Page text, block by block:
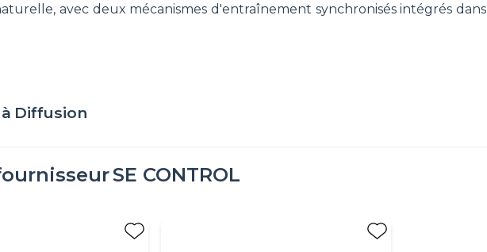
avec deux mécanismes d'entraînement synchronisés intégrés dans
Diffusion
SE CONTROL